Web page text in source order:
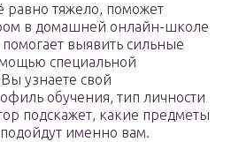
равно тяжело, поможет
в домашней онлайн-школе
выявить сильные
специальной
узнаете свой
обучения, тип личности
подскажет, какие предметы
именно вам.